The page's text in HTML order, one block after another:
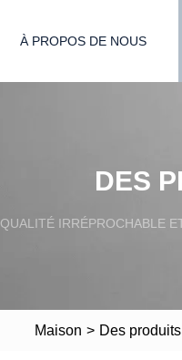
À PROPOS DE NOUS
DES
QUALITÉ IRRÉPROCHABLE
Maison > Des produits